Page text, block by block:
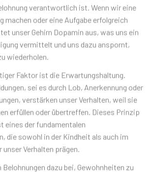
verantwortlich ist. Wenn wir eine
machen oder eine Aufgabe erfolgreich
unser Gehirn Dopamin aus, was uns ein
vermittelt und uns dazu anspornt,
wiederholen.
Faktor ist die Erwartungshaltung.
sei es durch Lob, Anerkennung oder
verstärken unser Verhalten, weil sie
erfüllen oder übertreffen. Dieses Prinzip
eines der fundamentalen
die sowohl in der Kindheit als auch im
Verhalten prägen.
dazu bei, Gewohnheiten zu